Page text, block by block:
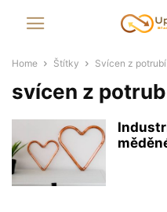
Home Štítky Svícen z potrubí
svícen z